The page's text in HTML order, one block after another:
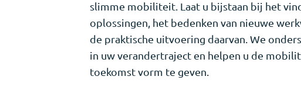
slimme mobiliteit. Laat u bijstaan bij het
oplossingen, het bedenken van nieuwe
de praktische uitvoering daarvan. We
in uw verandertraject en helpen u de
toekomst vorm te geven.